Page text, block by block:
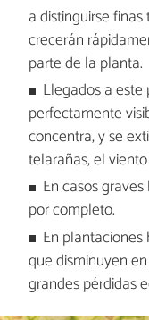
a distinguirse
crecerán
parte de la planta.
Llegados a
perfectamente
concentra, y se
telarañas, el
En casos
por completo.
En
que disminuyen
grandes pérdidas